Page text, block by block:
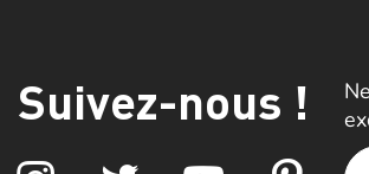
Suivez-nous !